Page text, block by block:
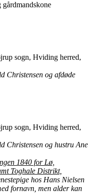
sogn, Hviding herred,
Christensen og afdøde
sogn, Hviding herred,
Christensen og hustru Ane
1840 for Lø,
Toghale Distrikt,
hos Hans Nielsen
fornavn, men alder kan